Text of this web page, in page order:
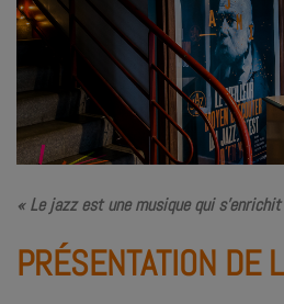
« Le jazz est une musique qui
PRÉSENTATION DE